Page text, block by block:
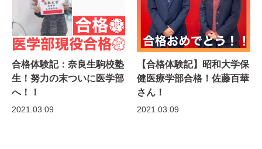
合格体験記：奈良生駒校塾
生！努力の末ついに医学部
へ！！
2021.03.09
【合格体験記】昭和大学保
健医療学部合格！佐藤百華
さん！
2021.03.09